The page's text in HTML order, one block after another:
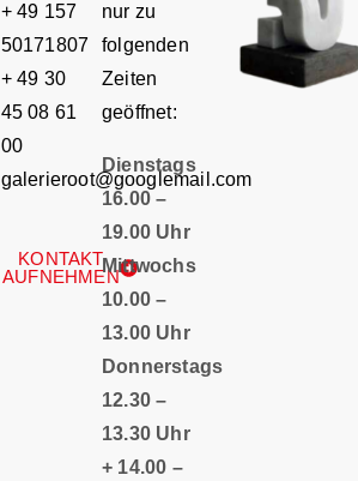
+ 49 157
50171807
+ 49 30
45 08 61
00
galerieroot@googlemail.com
KONTAKT
AUFNEHMEN
nur zu
folgenden
Zeiten
geöffnet:
Dienstags
16.00 –
19.00 Uhr
Mittwochs
10.00 –
13.00 Uhr
Donnerstags
12.30 –
13.30 Uhr
+ 14.00 –